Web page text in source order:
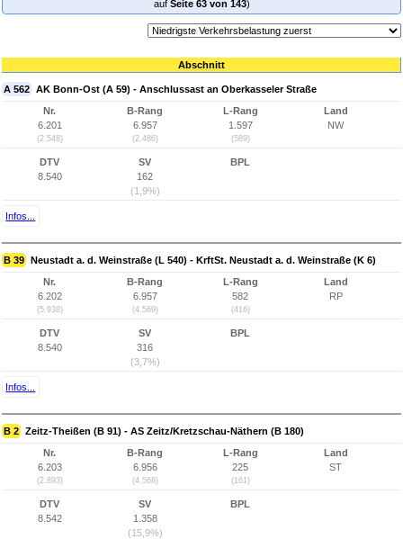
auf Seite 63 von 143)
Abschnitt
A 562 AK Bonn-Ost (A 59) - Anschlussast an Oberkasseler Straße
Nr.
6.201
(2.548)
B-Rang
6.957
(2.486)
L-Rang
1.597
(589)
Land
NW
DTV
8.540
SV
162
(1,9%)
BPL
Infos...
B 39 Neustadt a. d. Weinstraße (L 540) - KrftSt. Neustadt a. d. Weinstraße (K 6)
Nr.
6.202
(5.938)
B-Rang
6.957
(4.569)
L-Rang
582
(416)
Land
RP
DTV
8.540
SV
316
(3,7%)
BPL
Infos...
B 2 Zeitz-Theißen (B 91) - AS Zeitz/Kretzschau-Näthern (B 180)
Nr.
6.203
(2.893)
B-Rang
6.956
(4.568)
L-Rang
225
(161)
Land
ST
DTV
8.542
SV
1.358
(15,9%)
BPL